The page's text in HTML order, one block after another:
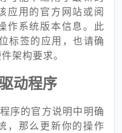
应用的官方网站或阅
作系统版本信息。此
标签的应用，也请确
架构要求。
动程序
序的官方说明中明确
，那么更新你的操作